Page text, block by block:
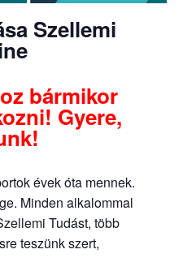
Szellemi
bármikor
Gyere,
évek óta mennek.
Minden alkalommal
Tudást, több
teszünk szert,